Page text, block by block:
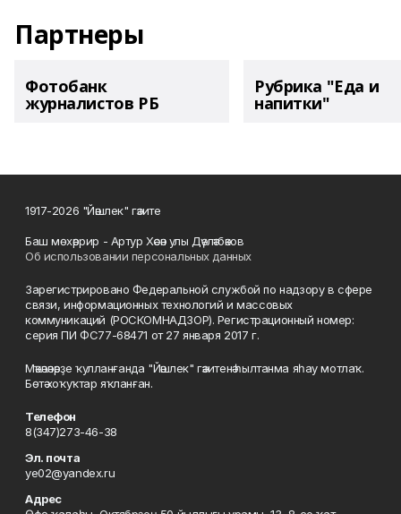
Партнеры
Фотобанк
журналистов РБ
Рубрика "Еда и
напитки"
1917-2026 "Йәшлек" гәзите
Баш мөхәррир - Артур Хәсән улы Дәүләтбәков
Об использовании персональных данных
Зарегистрировано Федеральной службой по надзору в сфере
связи, информационных технологий и массовых
коммуникаций (РОСКОМНАДЗОР). Регистрационный номер:
серия ПИ ФС77-68471 от 27 января 2017 г.
Мәҡәләләрҙе ҡулланғанда "Йәшлек" гәзитенә һылтанма яһау мотлаҡ.
Бөтә хоҡуҡтар яҡланған.
Телефон
8(347)273-46-38
Эл. почта
ye02@yandex.ru
Адрес